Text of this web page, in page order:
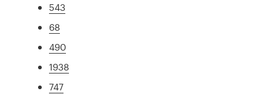
543
68
490
1938
747